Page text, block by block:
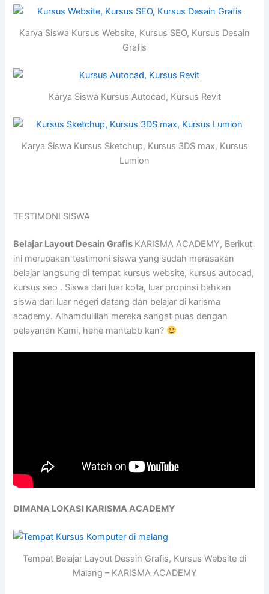
Karya Siswa Kursus Website, Kursus SEO, Kursus Desain
Grafis
Karya Siswa Kursus Autocad, Kursus Revit
Karya Siswa Kursus Sketchup, Kursus 3DS max, Kursus
Lumion
TESTIMONI SISWA
Belajar Layout Desain Grafis KARISMA ACADEMY, Berikut
ini merupakan testimoni siswa yang sudah merasakan
belajar langsung di tempat kursus website, kursus autocad,
kursus seo . Siswa dari luar kota, luar propinsi bahkan
siswa dari luar negeri datang dan belajar di karisma
academy. Alhamdulillah mereka sangat puas dengan
pelayanan Kami, hehe mantabb kan?
DIMANA LOKASI KARISMA ACADEMY
Tempat Belajar Layout Desain Grafis, Kursus Website di
Malang – KARISMA ACADEMY